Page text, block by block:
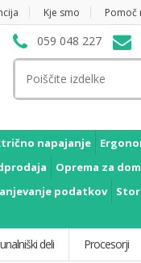
Kje smo Pomoč
059 048 227
napajanje
Oprema za dom
podatkov
deli Procesorji